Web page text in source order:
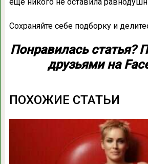
Сохраняйте себе подборку и
Понравилась статья?
друзьями на
ПОХОЖИЕ СТАТЬИ